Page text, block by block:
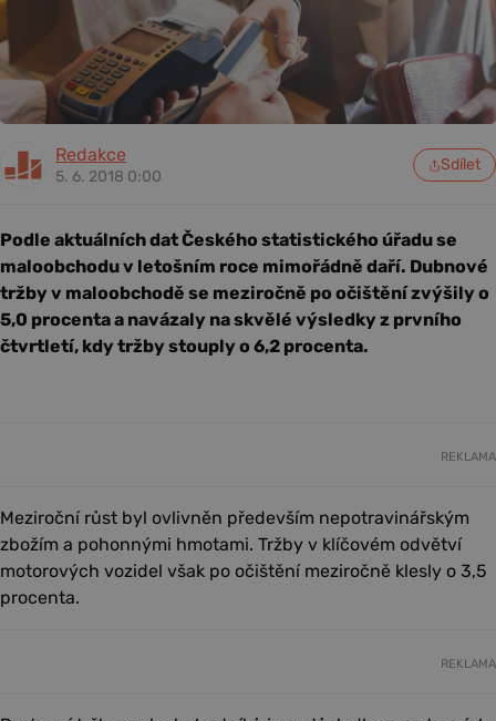
Redakce
5. 6. 2018 0:00
Sdílet
Podle aktuálních dat Českého statistického úřadu se
maloobchodu v letošním roce mimořádně daří. Dubnové
tržby v maloobchodě se meziročně po očištění zvýšily o
5,0 procenta a navázaly na skvělé výsledky z prvního
čtvrtletí, kdy tržby stouply o 6,2 procenta.
REKLAMA
Meziroční růst byl ovlivněn především nepotravinářským
zbožím a pohonnými hmotami. Tržby v klíčovém odvětví
motorových vozidel však po očištění meziročně klesly o 3,5
procenta.
REKLAMA